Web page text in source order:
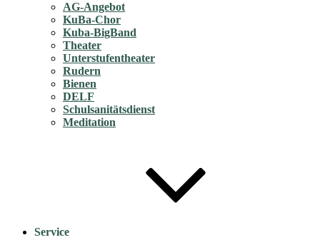
AG-Angebot
KuBa-Chor
Kuba-BigBand
Theater
Unterstufentheater
Rudern
Bienen
DELF
Schulsanitätsdienst
Meditation
Service